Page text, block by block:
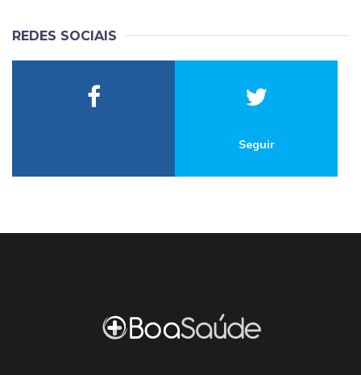
REDES SOCIAIS
Seguir